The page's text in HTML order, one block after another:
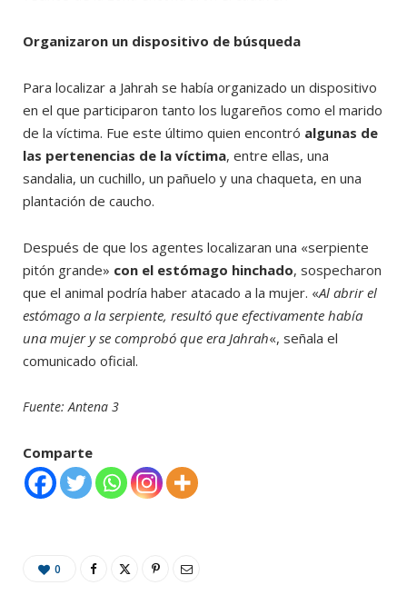
Organizaron un dispositivo de búsqueda
Para localizar a Jahrah se había organizado un dispositivo
en el que participaron tanto los lugareños como el marido
de la víctima. Fue este último quien encontró algunas de
las pertenencias de la víctima, entre ellas, una
sandalia, un cuchillo, un pañuelo y una chaqueta, en una
plantación de caucho.
Después de que los agentes localizaran una «serpiente
pitón grande» con el estómago hinchado, sospecharon
que el animal podría haber atacado a la mujer. «Al abrir el
estómago a la serpiente, resultó que efectivamente había
una mujer y se comprobó que era Jahrah«, señala el
comunicado oficial.
Fuente: Antena 3
Comparte
0